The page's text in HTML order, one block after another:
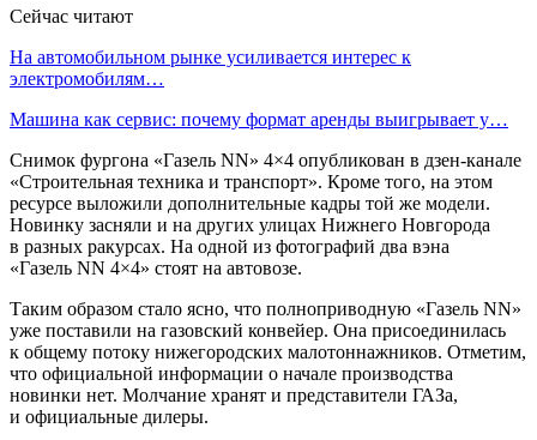
Сейчас читают
На автомобильном рынке усиливается интерес к
электромобилям…
Машина как сервис: почему формат аренды выигрывает у…
Снимок фургона «Газель NN» 4×4 опубликован в дзен-канале
«Строительная техника и транспорт». Кроме того, на этом
ресурсе выложили дополнительные кадры той же модели.
Новинку засняли и на других улицах Нижнего Новгорода
в разных ракурсах. На одной из фотографий два вэна
«Газель NN 4×4» стоят на автовозе.
Таким образом стало ясно, что полноприводную «Газель NN»
уже поставили на газовский конвейер. Она присоединилась
к общему потоку нижегородских малотоннажников. Отметим,
что официальной информации о начале производства
новинки нет. Молчание хранят и представители ГАЗа,
и официальные дилеры.